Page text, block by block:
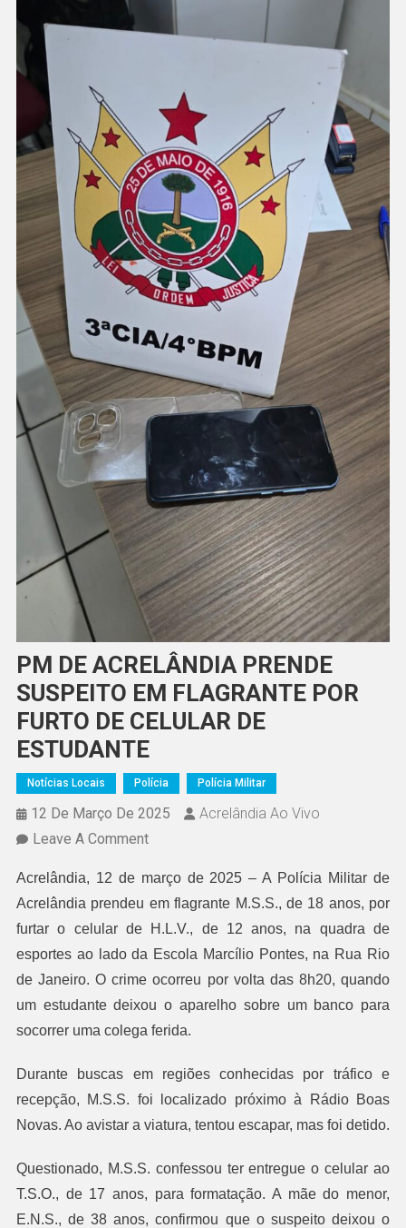
PM DE ACRELÂNDIA PRENDE
SUSPEITO EM FLAGRANTE POR
FURTO DE CELULAR DE
ESTUDANTE
Notícias Locais Polícia Polícia Militar
12 De Março De 2025
Acrelândia Ao Vivo
Leave A CommentOn
DE
ACRELÂNDIA
PRENDE
SUSPEITO
EM
FLAGRANTE
POR
FURTO
DE
CELULAR
ESTUDANTE
Acrelândia, 12 de março de 2025 – A Polícia Militar de
Acrelândia prendeu em flagrante M.S.S., de 18 anos, por
furtar o celular de H.L.V., de 12 anos, na quadra de
esportes ao lado da Escola Marcílio Pontes, na Rua Rio
de Janeiro. O crime ocorreu por volta das 8h20, quando
um estudante deixou o aparelho sobre um banco para
socorrer uma colega ferida.
Durante buscas em regiões conhecidas por tráfico e
recepção, M.S.S. foi localizado próximo à Rádio Boas
Novas. Ao avistar a viatura, tentou escapar, mas foi detido.
Questionado, M.S.S. confessou ter entregue o celular ao
T.S.O., de 17 anos, para formatação. A mãe do menor,
E.N.S., de 38 anos, confirmou que o suspeito deixou o